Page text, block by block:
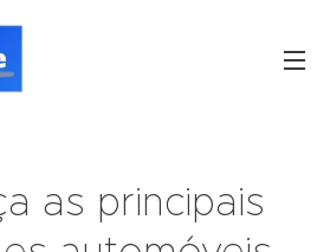
as principais